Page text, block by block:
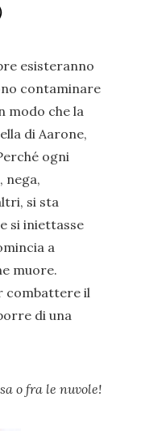
esisteranno
contaminare
modo che la
di Aarone,
ogni
nega,
si sta
si iniettasse
a
muore.
combattere il
di una
o fra le nuvole!